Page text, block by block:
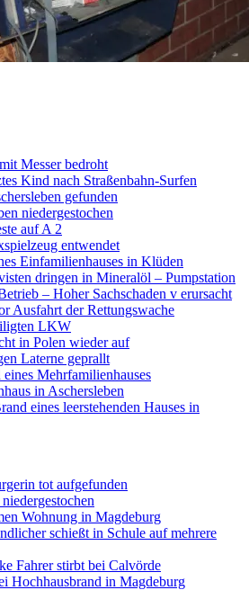
Messer bedroht
Kind nach Straßenbahn-Surfen
gefunden
niedergestochen
auf A 2
entwendet
Einfamilienhauses in Klüden
dringen in Mineralöl – Pumpstation
– Hoher Sachschaden v erursacht
Ausfahrt der Rettungswache
LKW
in Polen wieder auf
Laterne geprallt
Mehrfamilienhauses
in Aschersleben
eines leerstehenden Hauses in
tot aufgefunden
Wohnung in Magdeburg
schießt in Schule auf mehrere
Fahrer stirbt bei Calvörde
Hochhausbrand in Magdeburg